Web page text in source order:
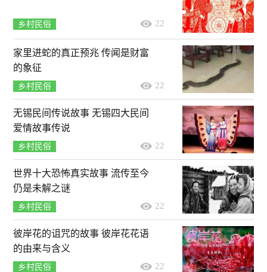
乡村民俗 22
家里进蛇的真正预兆 传闻是财富
的象征
乡村民俗 22
无锡民间传说故事 无锡四大民间
爱情故事传说
乡村民俗 22
世界十大恐怖真实故事 流传至今
仍是未解之谜
乡村民俗 22
彼岸花的诅咒的故事 彼岸花花语
的由来与含义
乡村民俗 22